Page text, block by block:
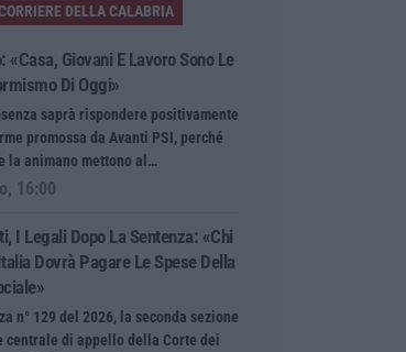
DELLA CALABRIA
«Casa, Giovani E Lavoro Sono Le
Di Oggi»
saprà rispondere positivamente
promossa da Avanti PSI, perché
la animano mettono al…
16:00
I Legali Dopo La Sentenza: «Chi
Dovrà Pagare Le Spese Della
n° 129 del 2026, la seconda sezione
di appello della Corte dei